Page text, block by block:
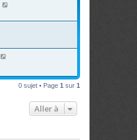
0 sujet • Page 1 sur 1
Aller à